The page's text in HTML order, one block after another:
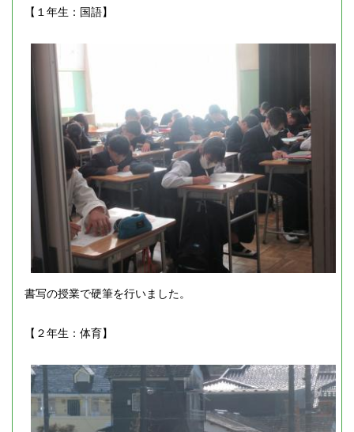
【１年生：国語】
書写の授業で硬筆を行いました。
【２年生：体育】